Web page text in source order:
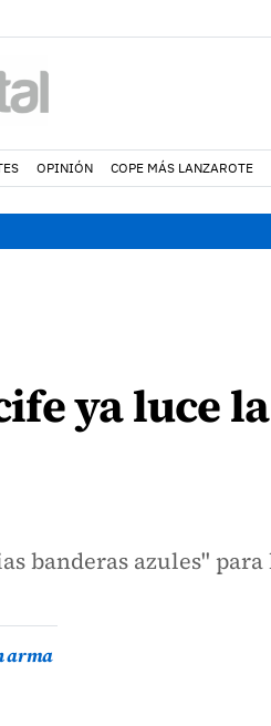
OPINIÓN COPE MÁS LANZAROTE
ya luce la
banderas azules" para
arma